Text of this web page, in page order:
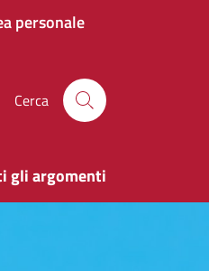
personale
Cerca
gli argomenti